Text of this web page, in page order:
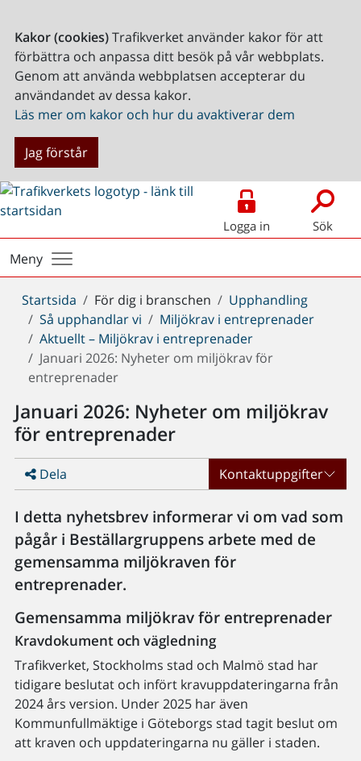
Kakor (cookies)Trafikverket använder kakor för att
förbättra och anpassa ditt besök på vår webbplats.
Genom att använda webbplatsen accepterar du
användandet av dessa kakor.
Läs mer om kakor och hur du avaktiverar dem
Jag förstår
Logga in Sök
Meny
Du
är
här:
Startsida För dig i branschen
Upphandling
Så upphandlar vi
Miljökrav i entreprenader
Aktuellt – Miljökrav i entreprenader
Januari 2026: Nyheter om miljökrav för
entreprenader
Januari 2026: Nyheter om miljökrav
för entreprenader
Dela Kontaktuppgifter
I detta nyhetsbrev informerar vi om vad som
pågår i Beställargruppens arbete med de
gemensamma miljökraven för
entreprenader.
Gemensamma miljökrav för entreprenader
Kravdokument och vägledning
Trafikverket, Stockholms stad och Malmö stad har
tidigare beslutat och infört kravuppdateringarna från
2024 års version. Under 2025 har även
Kommunfullmäktige i Göteborgs stad tagit beslut om
att kraven och uppdateringarna nu gäller i staden.